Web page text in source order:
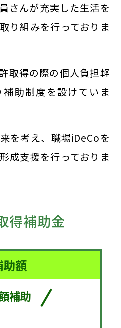
さんが充実した生活を
り組みを行っておりま
取得の際の個人負担軽
助制度を設けていま
を考え、職場iDeCoを
成支援を行っておりま
得補助金
助額
補助